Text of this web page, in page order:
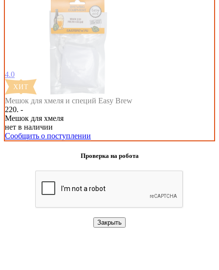
4.0
Мешок для хмеля и специй Easy Brew
220. -
Мешок для хмеля
нет в наличии
Сообщить о поступлении
Проверка на робота
Закрыть